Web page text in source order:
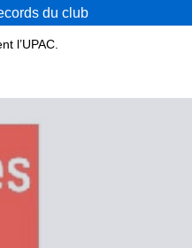
du club
l’UPAC.